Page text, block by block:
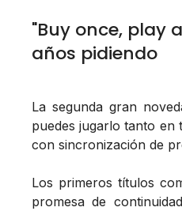
"Buy once, play
años pidiendo
La segunda gran
puedes jugarlo tanto en
con sincronización de
Los primeros títulos
promesa de